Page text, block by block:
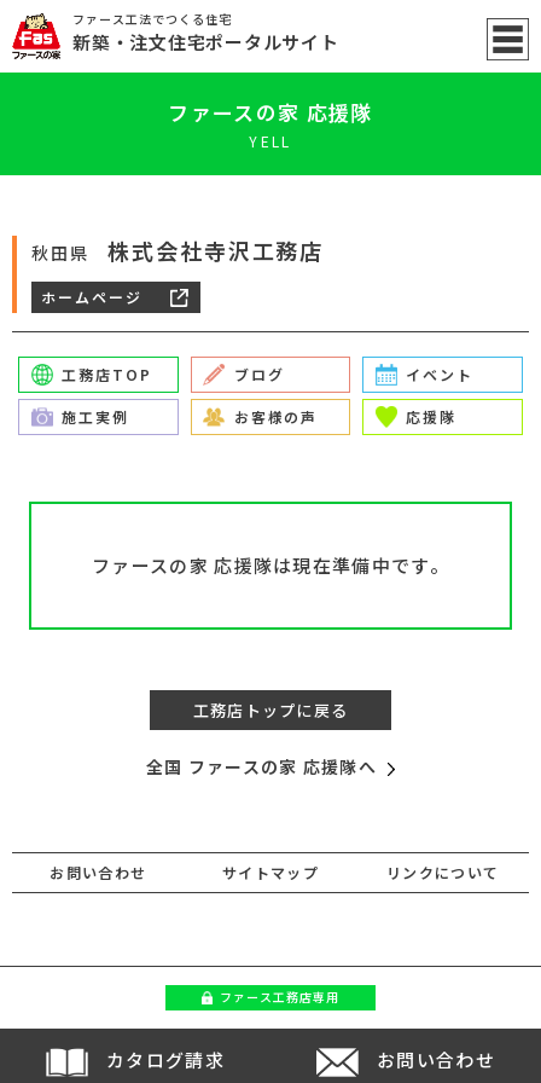
ファース工法でつくる住宅
新築 ・注文住宅ポータルサイト
ファースの家 応援隊
YELL
秋田県 株式会社寺沢工務店
ホームページ
工務店TOP ブログ イベント
施工実例 お客様の声 応援隊
ファースの家 応援隊は現在準備中です。
工務店トップに戻る
全国 ファースの家 応援隊へ
お問い合わせ サイトマップ リンクについて
ファース工務店専用
カタログ請求 お問い合わせ